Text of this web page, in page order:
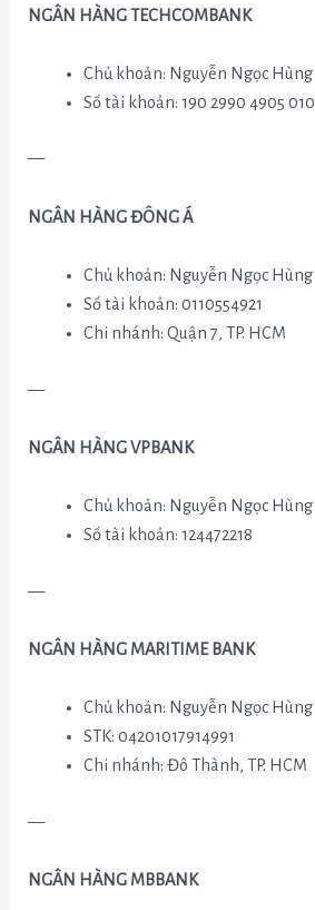
NGÂN HÀNG TECHCOMBANK
Chủ khoản: Nguyễn Ngọc Hùng
Số tài khoản: 190 2990 4905 010
—
NGÂN HÀNG ĐÔNG Á
Chủ khoản: Nguyễn Ngọc Hùng
Số tài khoản: 0110554921
Chi nhánh: Quận 7, TP. HCM
—
NGÂN HÀNG VPBANK
Chủ khoản: Nguyễn Ngọc Hùng
Số tài khoản: 124472218
—
NGÂN HÀNG MARITIME BANK
Chủ khoản: Nguyễn Ngọc Hùng
STK: 04201017914991
Chi nhánh: Đô Thành, TP. HCM
—
NGÂN HÀNG MBBANK